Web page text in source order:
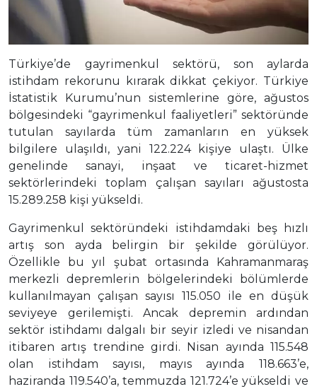
Türkiye’de gayrimenkul sektörü, son aylarda
istihdam rekorunu kırarak dikkat çekiyor. Türkiye
İstatistik Kurumu’nun sistemlerine göre, ağustos
bölgesindeki “gayrimenkul faaliyetleri” sektöründe
tutulan sayılarda tüm zamanların en yüksek
bilgilere ulaşıldı, yani 122.224 kişiye ulaştı. Ülke
genelinde sanayi, inşaat ve ticaret-hizmet
sektörlerindeki toplam çalışan sayıları ağustosta
15.289.258 kişi yükseldi.
Gayrimenkul sektöründeki istihdamdaki beş hızlı
artış son ayda belirgin bir şekilde görülüyor.
Özellikle bu yıl şubat ortasında Kahramanmaraş
merkezli depremlerin bölgelerindeki bölümlerde
kullanılmayan çalışan sayısı 115.050 ile en düşük
seviyeye gerilemişti. Ancak depremin ardından
sektör istihdamı dalgalı bir seyir izledi ve nisandan
itibaren artış trendine girdi. Nisan ayında 115.548
olan istihdam sayısı, mayıs ayında 118.663’e,
haziranda 119.540’a, temmuzda 121.724’e yükseldi ve